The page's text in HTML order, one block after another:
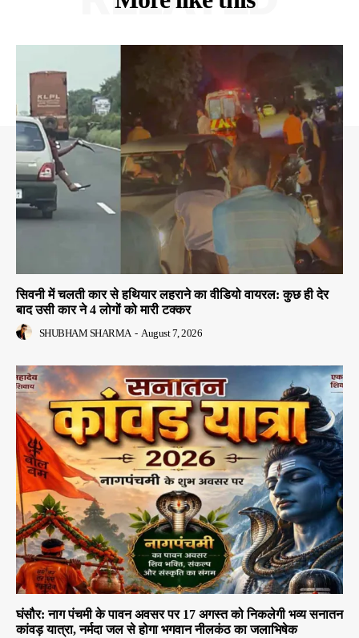
सिवनी में चलती कार से हथियार लहराने का वीडियो वायरल: कुछ ही देर
बाद उसी कार ने 4 लोगों को मारी टक्कर
SHUBHAM SHARMA - August 7, 2026
घंसौर: नाग पंचमी के पावन अवसर पर 17 अगस्त को निकलेगी भव्य सनातन
कांवड़ यात्रा, नर्मदा जल से होगा भगवान नीलकंठ का जलाभिषेक